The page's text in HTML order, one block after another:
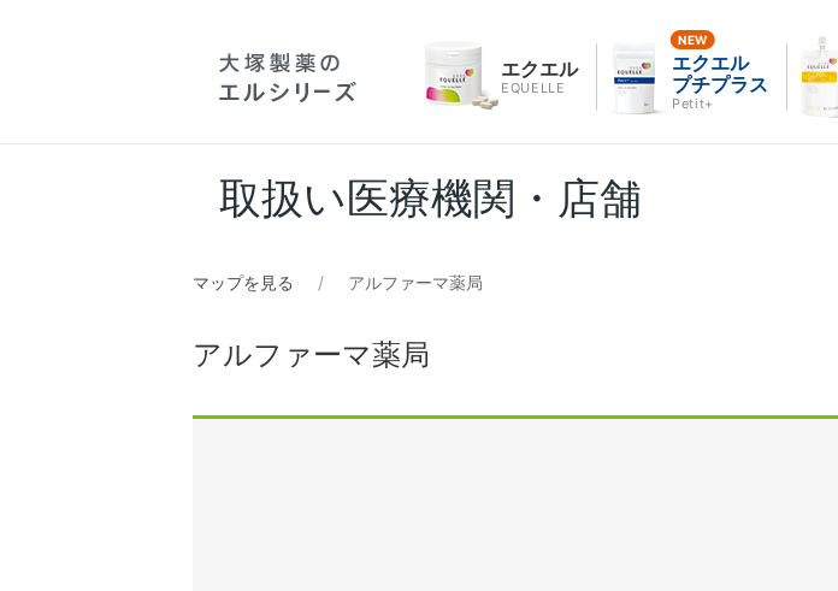
エクエル
EQUELLE
エクエル
プチプラス
Petit+
取扱い医療機関・店舗
マップを見る アルファーマ薬局
アルファーマ薬局